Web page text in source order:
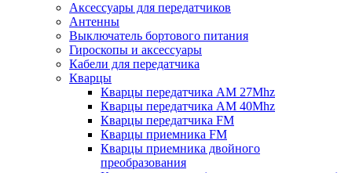
Аксессуары для передатчиков
Антенны
Выключатель бортового питания
Гироскопы и аксессуары
Кабели для передатчика
Кварцы
Кварцы передатчика AM 27Mhz
Кварцы передатчика AM 40Mhz
Кварцы передатчика FM
Кварцы приемника FM
Кварцы приемника двойного
преобразования